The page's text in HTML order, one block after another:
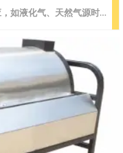
燃气型热水高压清洗机，如果厂况有燃气供应，如液化气、天然气源时，可选择燃气型清洗设备。 洁净环保， 保证了最低的燃烧排放，最低廉的使用成本以及最少的维护成本。移动式燃气加热型冷、热水、蒸汽高压清洗机。型号CW-GEWS25CW-GEWS30CW-GEWS40蒸汽蒸汽流量L/H108108120蒸汽压力Bar/Mpa35/3.535/3.535/3.5蒸汽温度℃145-185145-185145-1